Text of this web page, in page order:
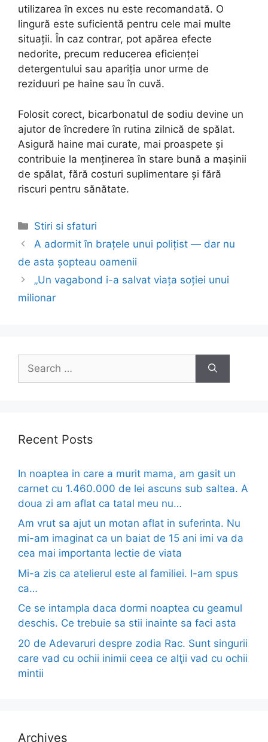
utilizarea în exces nu este recomandată. O
lingură este suficientă pentru cele mai multe
situații. În caz contrar, pot apărea efecte
nedorite, precum reducerea eficienței
detergentului sau apariția unor urme de
reziduuri pe haine sau în cuvă.
Folosit corect, bicarbonatul de sodiu devine un
ajutor de încredere în rutina zilnică de spălat.
Asigură haine mai curate, mai proaspete și
contribuie la menținerea în stare bună a mașinii
de spălat, fără costuri suplimentare și fără
riscuri pentru sănătate.
Categories
Stiri si sfaturi
Post
navigation
A adormit în brațele unui polițist — dar nu
de asta șopteau oamenii
„Un vagabond i-a salvat viața soției unui
milionar
for:
Recent Posts
In noaptea in care a murit mama, am gasit un
carnet cu 1.460.000 de lei ascuns sub saltea. A
doua zi am aflat ca tatal meu nu…
Am vrut sa ajut un motan aflat in suferinta. Nu
mi-am imaginat ca un baiat de 15 ani imi va da
cea mai importanta lectie de viata
Mi-a zis ca atelierul este al familiei. I-am spus
ca…
Ce se intampla daca dormi noaptea cu geamul
deschis. Ce trebuie sa stii inainte sa faci asta
20 de Adevaruri despre zodia Rac. Sunt singurii
care vad cu ochii inimii ceea ce alţii vad cu ochii
mintii
Archives